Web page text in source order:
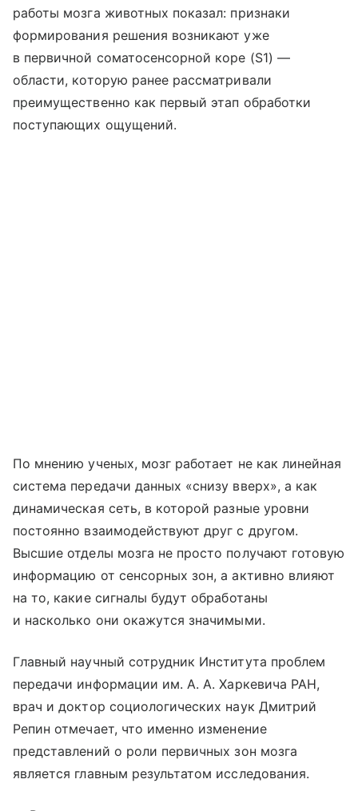
работы мозга животных показал: признаки
формирования решения возникают уже
в первичной соматосенсорной коре (S1) —
области, которую ранее рассматривали
преимущественно как первый этап обработки
поступающих ощущений.
По мнению ученых, мозг работает не как линейная
система передачи данных «снизу вверх», а как
динамическая сеть, в которой разные уровни
постоянно взаимодействуют друг с другом.
Высшие отделы мозга не просто получают готовую
информацию от сенсорных зон, а активно влияют
на то, какие сигналы будут обработаны
и насколько они окажутся значимыми.
Главный научный сотрудник Института проблем
передачи информации им. А. А. Харкевича РАН,
врач и доктор социологических наук Дмитрий
Репин отмечает, что именно изменение
представлений о роли первичных зон мозга
является главным результатом исследования.